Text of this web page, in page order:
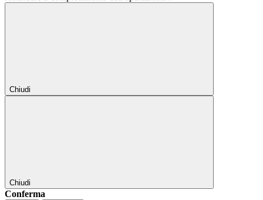
Chiudi
Chiudi
Conferma